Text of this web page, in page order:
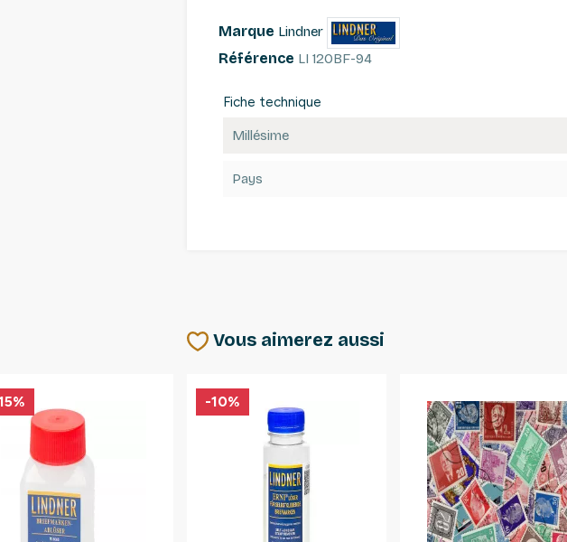
Marque Lindner
Référence LI 120BF-94
Fiche technique
Millésime
Pays
Vous aimerez aussi
-10%